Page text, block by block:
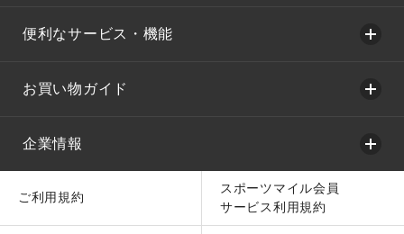
便利なサービス・機能
お買い物ガイド
企業情報
ご利用規約
スポーツマイル会員
サービス利用規約